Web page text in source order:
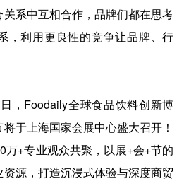
系中互相合作，品牌们都在思考
，利用更良性的竞争让品牌、行
，Foodaily全球食品饮料创新博
于上海国家会展中心盛大召开！
万+专业观众共聚，以展+会+节的
源，打造沉浸式体验与深度商贸